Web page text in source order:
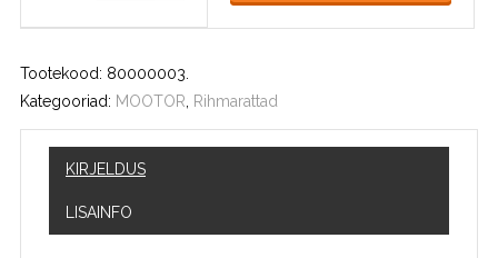
Tootekood: 80000003
Kategooriad: MOOTOR Rihmarattad
KIRJELDUS
LISAINFO